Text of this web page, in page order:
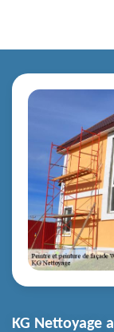
KG Nettoyage